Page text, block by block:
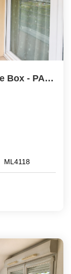
Appartement T4 - 100 M² - Garage Box - PALAIS DE JUSTICE
ML4118